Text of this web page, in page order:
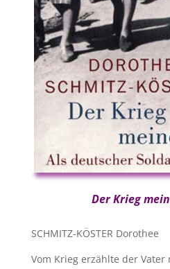
Der Krieg
SCHMITZ-KÖSTER Dorothee
Vom Krieg erzählte der Vater